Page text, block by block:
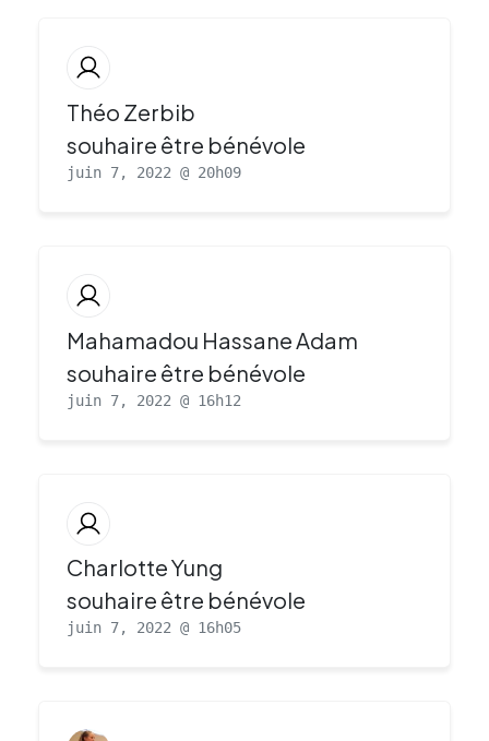
Théo Zerbib
souhaire être bénévole
juin 7, 2022 @ 20h09
Mahamadou Hassane Adam
souhaire être bénévole
juin 7, 2022 @ 16h12
Charlotte Yung
souhaire être bénévole
juin 7, 2022 @ 16h05